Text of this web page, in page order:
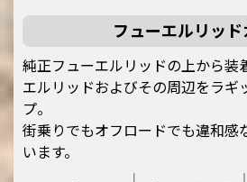
フューエルリッド
純正フューエルリッドの上から装
エルリッドおよびその周辺をラギ
プ。
街乗りでもオフロードでも違和感
います。